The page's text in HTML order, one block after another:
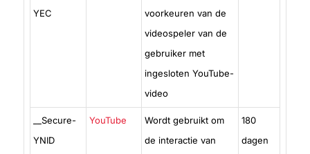
YEC
voorkeuren van de
videospeler van de
gebruiker met
ingesloten YouTube-
video
__Secure-
YNID
YouTube
Wordt gebruikt om
de interactie van
180
dagen